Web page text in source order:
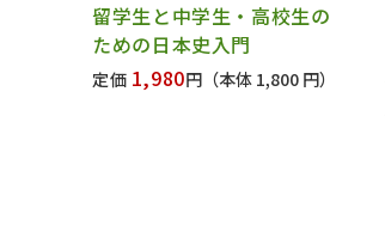
留学生と中学生・高校生の
ための日本史入門
定価 1,980円 （本体 1,800 円）